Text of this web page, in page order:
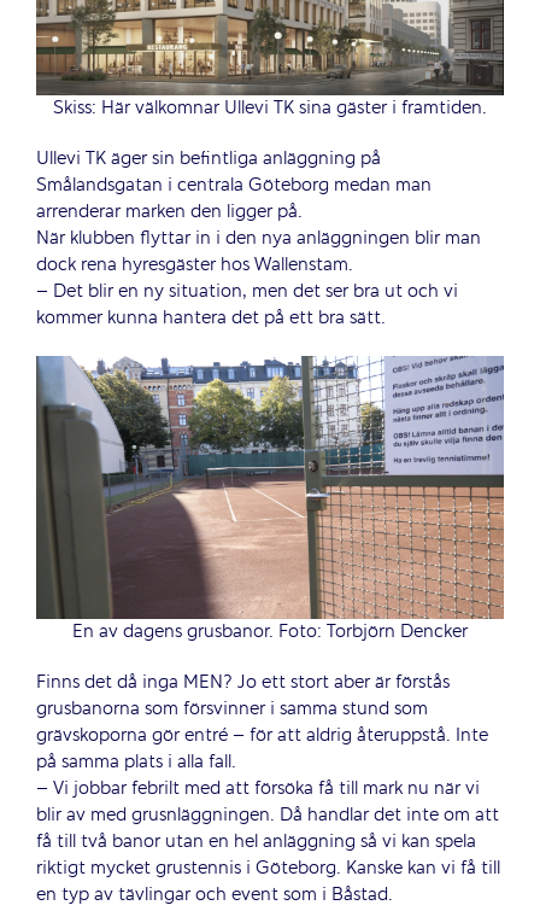
Skiss: Här välkomnar Ullevi TK sina gäster i framtiden.
Ullevi TK äger sin befintliga anläggning på
Smålandsgatan i centrala Göteborg medan man
arrenderar marken den ligger på.
När klubben flyttar in i den nya anläggningen blir man
dock rena hyresgäster hos Wallenstam.
– Det blir en ny situation, men det ser bra ut och vi
kommer kunna hantera det på ett bra sätt.
En av dagens grusbanor. Foto: Torbjörn Dencker
Finns det då inga MEN? Jo ett stort aber är förstås
grusbanorna som försvinner i samma stund som
grävskoporna gör entré – för att aldrig återuppstå. Inte
på samma plats i alla fall.
– Vi jobbar febrilt med att försöka få till mark nu när vi
blir av med grusnläggningen. Då handlar det inte om att
få till två banor utan en hel anläggning så vi kan spela
riktigt mycket grustennis i Göteborg. Kanske kan vi få till
en typ av tävlingar och event som i Båstad.